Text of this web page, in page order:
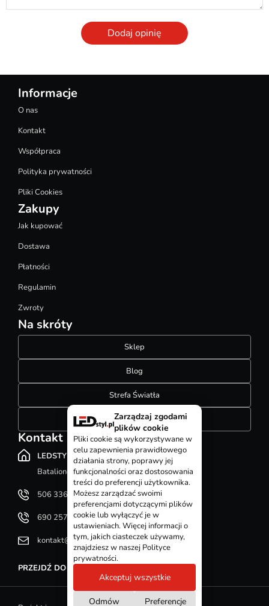
Dodaj opinię
Informacje
O nas
Kontakt
Współpraca
Polityka prywatności
Pliki Cookies
Zakupy
Jak kupować
Dostawa
Płatności
Regulamin
Zwroty
Na skróty
Sklep
Blog
Strefa Światła
Konfigurator szynoprzewodów
Kontakt
LEDSTYL.pl
Batalionów Chłopskich 12, 94-058 Łódź
506 336 320
690 257 092
kontakt@ledstyl.pl
PRZEJDŹ DO DZIAŁU KONTAKT
Zarządzaj zgodami
plików cookie
Pliki cookie są wykorzystywane w
celu zapewnienia prawidłowego
działania strony, poprawy jej
funkcjonalności oraz dostosowania
treści do preferencji użytkownika.
Możesz zarządzać swoimi
preferencjami dotyczącymi plików
cookie lub wyłączyć je w
ustawieniach. Więcej informacji o
tym, jakich ciasteczek używamy,
znajdziesz w naszej Polityce
prywatności.
Odmów Preferencje
Akceptuj wszystkie